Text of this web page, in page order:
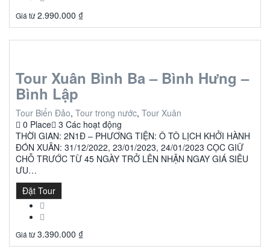
Giá từ 2.990.000 ₫
Tour Xuân Bình Ba – Bình Hưng –
Bình Lập
Tour Biển Đảo, Tour trong nước, Tour Xuân
0 Place 3 Các hoạt động
THỜI GIAN: 2N1Đ – PHƯƠNG TIỆN: Ô TÔ LỊCH KHỞI HÀNH
ĐÓN XUÂN: 31/12/2022, 23/01/2023, 24/01/2023 CỌC GIỮ
CHỖ TRƯỚC TỪ 45 NGÀY TRỞ LÊN NHẬN NGAY GIÁ SIÊU
ƯU…
Đặt Tour
Giá từ 3.390.000 ₫